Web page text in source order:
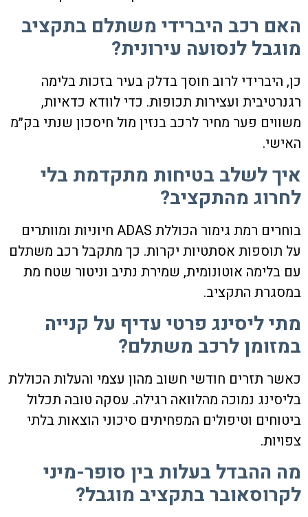
האם רכב היברידי משתלם בתקציב
מוגבל לנסועה עירונית?
כן, היברידי לרוב חוסך בדלק בעיר בזכות בלימה
רגנרטיבית ועצירות תכופות. כדי לוודא כדאיות,
משווים פער מחיר לרכב בנזין מול חיסכון שנתי בק״מ
האישי.
איך לשלב בטיחות מתקדמת בלי
לחרוג מהתקציב?
בוחרים רמת גימור הכוללת ADAS חיוניות ומוותרים
על תוספות אסתטיות יקרות. כך מתקבל רכב משתלם
עם בלימה אוטונומית, שמירת נתיב וניטור שטח מת
במסגרת התקציב.
מתי ליסינג פרטי עדיף על קנייה
במזומן לרכב משתלם?
כאשר תזרים חודשי חשוב מהון עצמי והעלות הכוללת
בליסינג נמוכה מהלוואה רגילה. עסקה טובה תכלול
ביטוחים וטיפולים המפחיתים סיכוני הוצאות בלתי
צפויות.
מה ההבדל בעלות בין סופר-מיני
לקרוסאובר בתקציב מוגבל?